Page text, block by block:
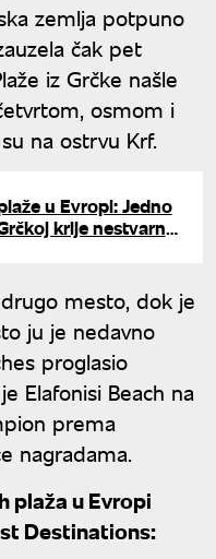
zemlja potpuno
čak pet
iz Grčke našle
osmom i
na ostrvu Krf.
u Evropi: Jedno
krije nestvarne
mesto, dok je
ju je nedavno
proglasio
Elafonisi Beach na
prema
nagradama.
plaža u Evropi
Destinations: